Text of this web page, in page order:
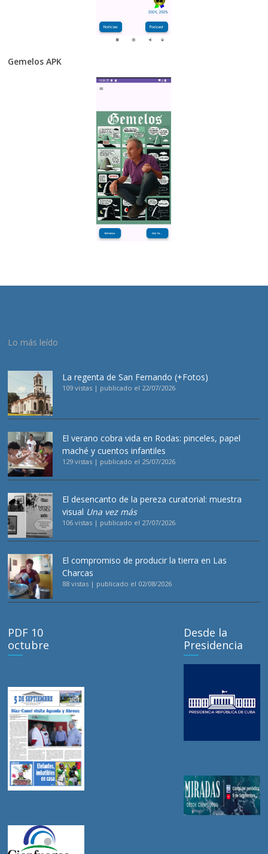
Gemelos APK
Lo más leído
La regenta de San Fernando (+Fotos)
109 vistas | publicado el 22/07/2026
El verano cobra vida en Rodas: pinceles, papel
maché y cuentos infantiles
129 vistas | publicado el 25/07/2026
El desencanto de la pereza curatorial: muestra
visual Una vez más
106 vistas | publicado el 27/07/2026
El compromiso de producir la tierra en Las
Charcas
88 vistas | publicado el 02/08/2026
PDF 10
octubre
Desde la
Presidencia